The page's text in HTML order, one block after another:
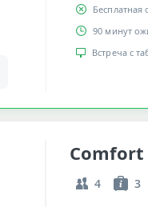
Бесплатная
90 минут
Встреча с
Comfort
4 3